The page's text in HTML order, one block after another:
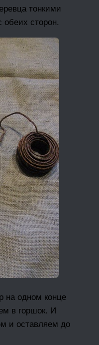
тонкими
обеих сторон.
на одном конце
в горшок. И
и оставляем до